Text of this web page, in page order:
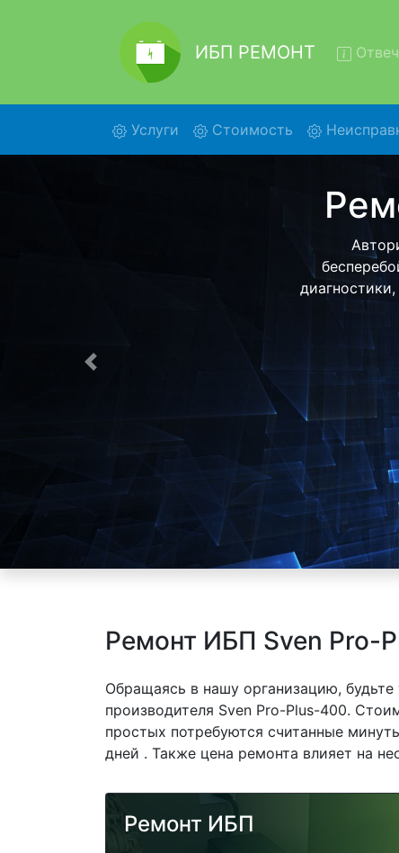
ИБП РЕМОНТ
Услуги (current)Стоимость
Ремонт
помощью
более
Предыдущая
Ремонт ИБП Sven Pro-
Обращаясь в нашу организацию,
производителя Sven Pro-Plus-400.
простых потребуются считанные
дней . Также цена ремонта влияет на
Ремонт ИБП